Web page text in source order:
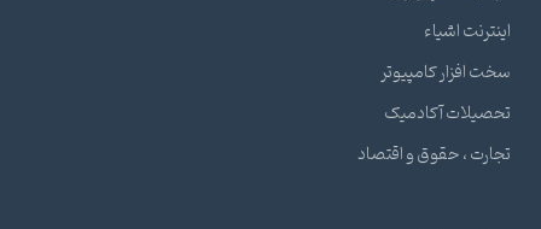
اینترنت اشیاء
سخت افزار کامپیوتر
تحصیلات آکادمیک
تجارت ، حقوق و اقتصاد